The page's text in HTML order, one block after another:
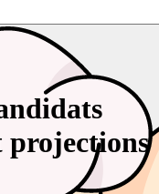
projections